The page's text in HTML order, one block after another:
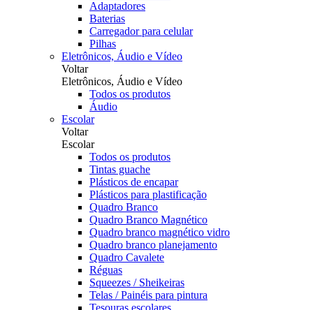
Adaptadores
Baterias
Carregador para celular
Pilhas
Eletrônicos, Áudio e Vídeo
Voltar
Eletrônicos, Áudio e Vídeo
Todos os produtos
Áudio
Escolar
Voltar
Escolar
Todos os produtos
Tintas guache
Plásticos de encapar
Plásticos para plastificação
Quadro Branco
Quadro Branco Magnético
Quadro branco magnético vidro
Quadro branco planejamento
Quadro Cavalete
Réguas
Squeezes / Sheikeiras
Telas / Painéis para pintura
Tesouras escolares